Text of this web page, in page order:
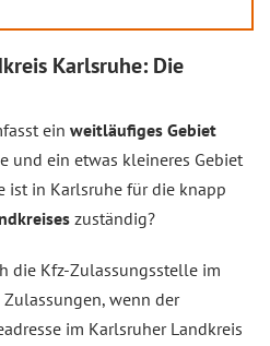
Karlsruhe: Die
ein weitläufiges Gebiet
und ein etwas kleineres Gebiet
ist in Karlsruhe für die knapp
zuständig?
die Kfz-Zulassungsstelle im
Zulassungen, wenn der
im Karlsruher Landkreis